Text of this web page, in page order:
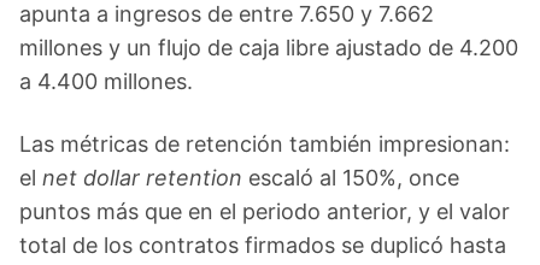
apunta a ingresos de entre 7.650 y 7.662
millones y un flujo de caja libre ajustado de 4.200
a 4.400 millones.
Las métricas de retención también impresionan:
el net dollar retention escaló al 150%, once
puntos más que en el periodo anterior, y el valor
total de los contratos firmados se duplicó hasta